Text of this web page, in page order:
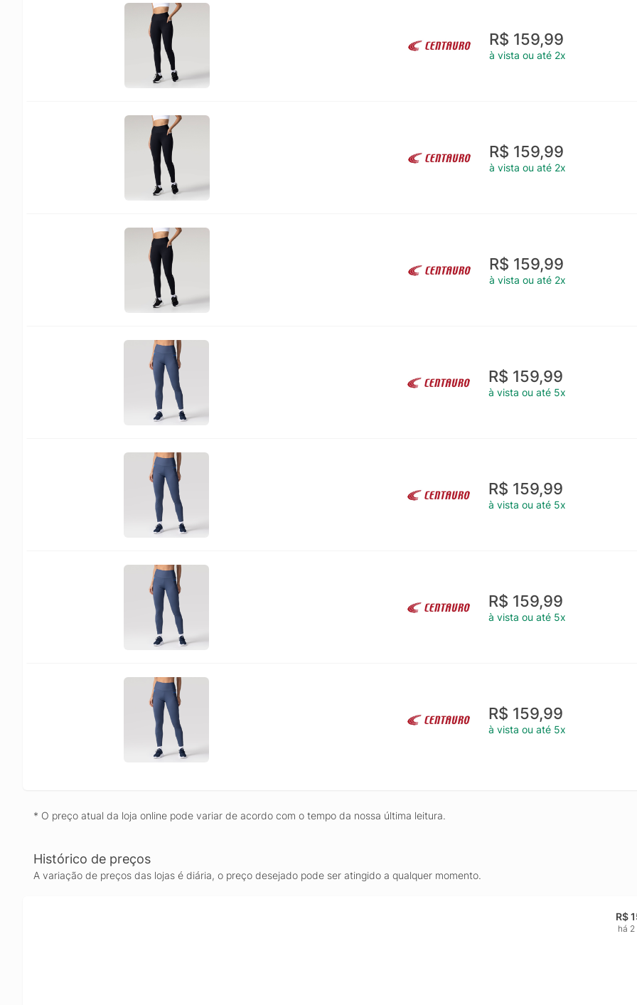
R$ 159,99
à vista ou até 2x
R$ 159,99
à vista ou até 2x
R$ 159,99
à vista ou até 2x
R$ 159,99
à vista ou até 5x
R$ 159,99
à vista ou até 5x
R$ 159,99
à vista ou até 5x
R$ 159,99
à vista ou até 5x
* O preço atual da loja online pode variar de acordo com o tempo da nossa última leitura.
Histórico de preços
A variação de preços das lojas é diária, o preço desejado pode ser atingido a qualquer momento.
R$
há 2